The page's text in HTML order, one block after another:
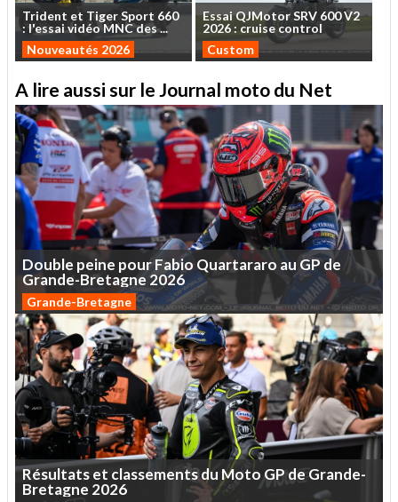
Trident et TigerSport 660
: l'essaividéoMNCdes...
Nouveautés 2026
EssaiQJMotorSRV 600V2
2026 : cruise control
Custom
A lire aussi sur le Journal moto du Net
Double peine pourFabioQuartararo au GPde
Grande-Bretagne 2026
Grande-Bretagne
Résultatset classementsdu MotoGP de Grande-
Bretagne 2026